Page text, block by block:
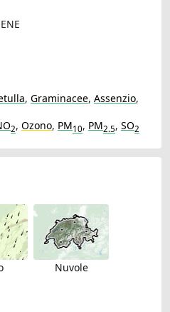
, Graminacee, Assenzio,
2, Ozono, PM10, PM2.5, SO2
Nuvole